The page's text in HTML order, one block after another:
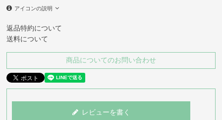
アイコンの説明
返品特約について
送料について
商品についてのお問い合わせ
レビューを書く